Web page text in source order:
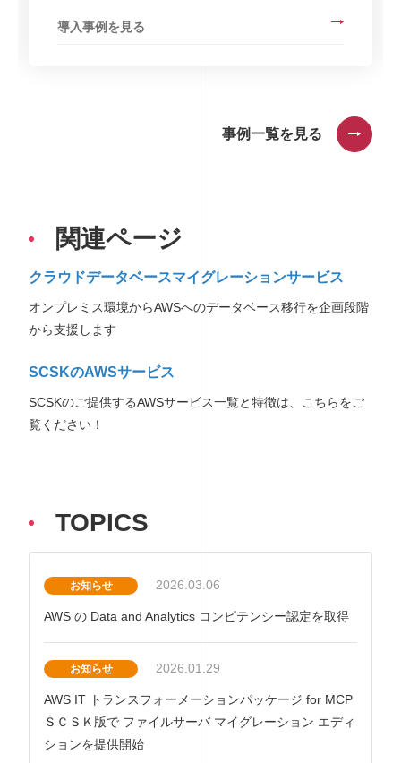
導入事例を見る
事例一覧を見る
関連ページ
クラウドデータベースマイグレーションサービス
オンプレミス環境からAWSへのデータベース移行を企画段階
から支援します
SCSKのAWSサービス
SCSKのご提供するAWSサービス一覧と特徴は、こちらをご
覧ください！
TOPICS
お知らせ 2026.03.06
AWS の Data and Analytics コンピテンシー認定を取得
お知らせ 2026.01.29
AWS IT トランスフォーメーションパッケージ for MCP
ＳＣＳＫ版で ファイルサーバ マイグレーション エディ
ションを提供開始